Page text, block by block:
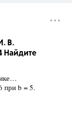
В.
Найдите
при b = 5.